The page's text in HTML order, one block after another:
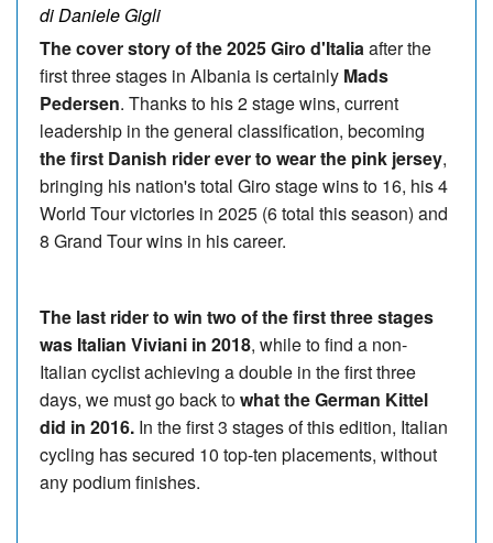
di Daniele Gigli
The cover story of the 2025 Giro d'Italiaafter the
first three stages in Albania is certainly Mads
Pedersen. Thanks to his 2 stage wins, current
leadership in the general classification, becoming
the first Danish rider ever to wear the pink jersey,
bringing his nation's total Giro stage wins to 16, his 4
World Tour victories in 2025 (6 total this season) and
8 Grand Tour wins in his career.
The last rider to win two of the first three stages
was Italian Viviani in 2018, while to find a non-
Italian cyclist achieving a double in the first three
days, we must go back towhat the German Kittel
did in 2016. In the first 3 stages of this edition, Italian
cycling has secured 10 top-ten placements, without
any podium finishes.